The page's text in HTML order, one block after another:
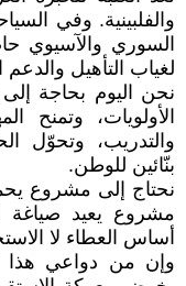
والفلبينية. وفي
السوري والآسيوي
لغياب التأهيل
نحن اليوم بحاجة
الأولويات، وتمنح
والتدريب، وتحوّل
بنّائين للوطن.
نحتاج إلى مشروع
مشروع يعيد صياغة
أساس العطاء لا
وإن من دواعي هذا